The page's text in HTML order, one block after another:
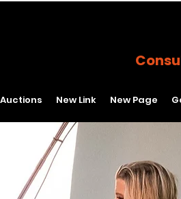
Auctions New Link New Page